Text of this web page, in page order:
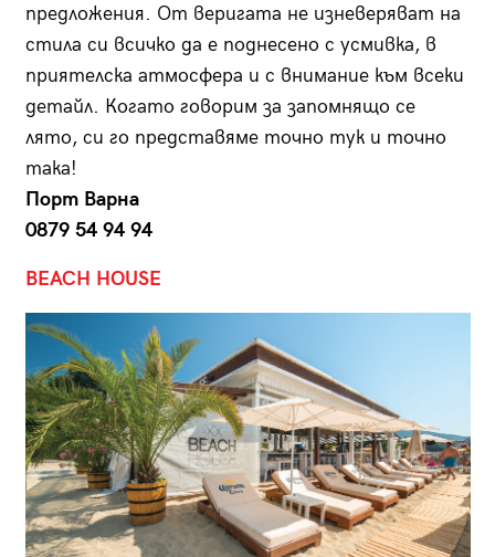
предложения. От веригата не изневеряват на
стила си всичко да е поднесено с усмивка, в
приятелска атмосфера и с внимание към всеки
детайл. Когато говорим за запомнящо се
лято, си го представяме точно тук и точно
така!
Порт Варна
0879 54 94 94
BEACH HOUSE